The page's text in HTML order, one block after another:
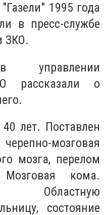
1995 года
в пресс-службе
ЗКО.
рассказали о
лет. Поставлен
мозговая
мозга, перелом
кома.
состояние